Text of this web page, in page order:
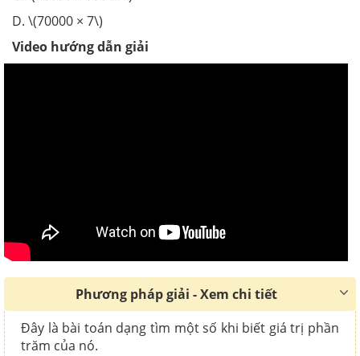
D. \(70000 × 7\)
Video hướng dẫn giải
Phương pháp giải - Xem chi tiết
Đây là bài toán dạng tìm một số khi biết giá trị phần
trăm của nó.